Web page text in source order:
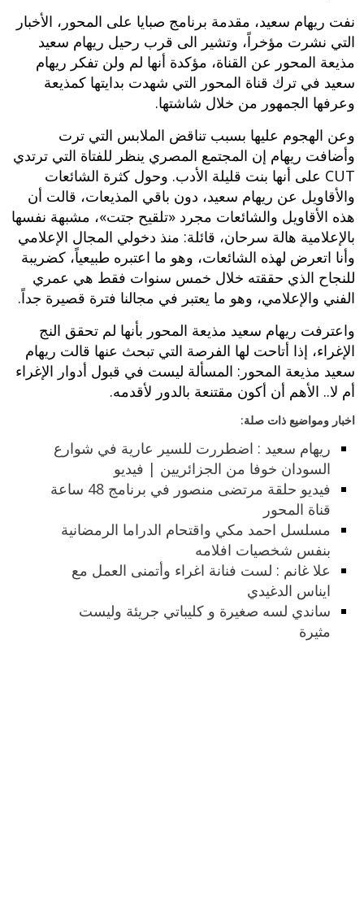
نفت ريهام سعيد، مقدمة برنامج صبايا على المحور، الأخبار
التي نشرت مؤخراً، وتشير الى قرب رحيل ريهام سعيد
مذيعة المحور عن القناة، مؤكدة أنها لم ولن تفكر ريهام
سعيد في ترك قناة المحور التي شهدت بدايتها كمذيعة
وعرفها الجمهور من خلال شاشتها.
وعن الهجوم عليها بسبب تناقض الملابس التي ترت
وأضافت ريهام إن المجتمع المصري ينظر للفتاة التي ترتدي
CUT على أنها بنت قليلة الأدب. وحول كثرة الشائعات
والأقاويل عن ريهام سعيد، دون باقي المذيعات، قالت أن
هذه الأقاويل والشائعات مجرد «تلقيح جتت»، مشبهة نفسها
بالإعلامية هالة سرحان، قائلة: منذ دخولي المجال الإعلامي
وأنا اتعرض لهذه الشائعات، وهو ما اعتبره طبيعياً، كضريبة
للنجاح الذي حققته خلال خمس سنوات فقط هي عمري
الفني والإعلامي، وهو ما يعتبر في مجالنا فترة قصيرة جداً.
واعترفت ريهام سعيد مذيعة المحور بأنها لم تحقق النج
الإغراء، إذا أتاحت لها الفرصة التي تبحث عنها قالت ريهام
سعيد مذيعة المحور: المسألة ليست في قبول أدوار الإغراء
أم لا.. الأهم أن أكون مقتنعة بالدور لأقدمه.
اخبار ومواضيع ذات صلة:
ريهام سعيد : اضطررت للسير عارية في شوارع
السودان خوفا من الجزائريين | فيديو
فيديو حلقة مرتضى منصور في برنامج 48 ساعة
قناة المحور
مسلسل احمد مكي واقتحام الدراما الرمضانية
بنفس شخصيات افلامه
علا غانم : لست فنانة اغراء وأتمنى العمل مع
ايناس الدغيدي
ساندي لسه صغيرة و كليباتي جريئة وليست
مثيرة